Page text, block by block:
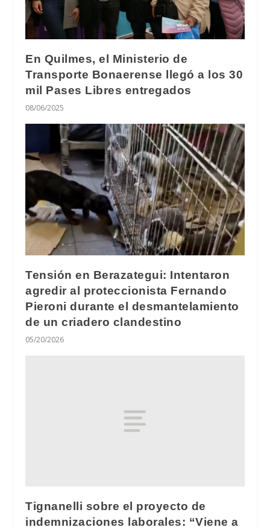
En Quilmes, el Ministerio de
Transporte Bonaerense llegó a los 30
mil Pases Libres entregados
08/06/2025
Tensión en Berazategui: Intentaron
agredir al proteccionista Fernando
Pieroni durante el desmantelamiento
de un criadero clandestino
05/20/2026
Tignanelli sobre el proyecto de
indemnizaciones laborales: “Viene a